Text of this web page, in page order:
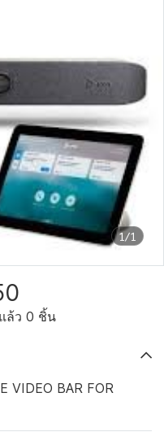
1/1
ล้ว 0 ชิ้น
VIDEO BAR FOR